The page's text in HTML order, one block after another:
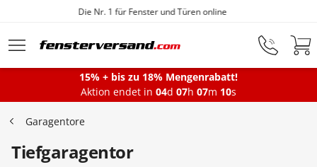
Zum Hauptinhalt springen
Fensterfabrik seit 1872
Montageservice
15% + bis zu 18% Mengenrabatt!
Aktion endet in 04d 07h 07m 08s
Garagentore
Tiefgaragentor